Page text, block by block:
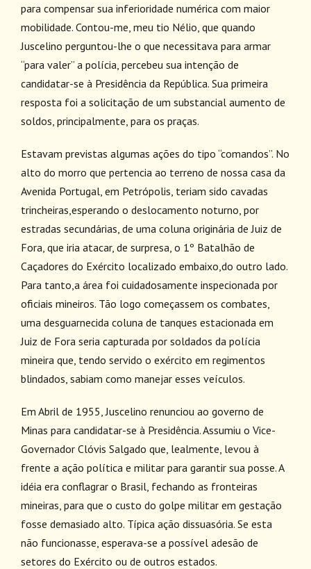
para compensar sua inferioridade numérica com maior
mobilidade. Contou-me, meu tio Nélio, que quando
Juscelino perguntou-lhe o que necessitava para armar
“para valer” a polícia, percebeu sua intenção de
candidatar-se à Presidência da República. Sua primeira
resposta foi a solicitação de um substancial aumento de
soldos, principalmente, para os praças.
Estavam previstas algumas ações do tipo “comandos”. No
alto do morro que pertencia ao terreno de nossa casa da
Avenida Portugal, em Petrópolis, teriam sido cavadas
trincheiras,esperando o deslocamento noturno, por
estradas secundárias, de uma coluna originária de Juiz de
Fora, que iria atacar, de surpresa, o 1º Batalhão de
Caçadores do Exército localizado embaixo,do outro lado.
Para tanto,a área foi cuidadosamente inspecionada por
oficiais mineiros. Tão logo começassem os combates,
uma desguarnecida coluna de tanques estacionada em
Juiz de Fora seria capturada por soldados da polícia
mineira que, tendo servido o exército em regimentos
blindados, sabiam como manejar esses veículos.
Em Abril de 1955, Juscelino renunciou ao governo de
Minas para candidatar-se à Presidência. Assumiu o Vice-
Governador Clóvis Salgado que, lealmente, levou à
frente a ação política e militar para garantir sua posse. A
idéia era conflagrar o Brasil, fechando as fronteiras
mineiras, para que o custo do golpe militar em gestação
fosse demasiado alto. Típica ação dissuasória. Se esta
não funcionasse, esperava-se a possível adesão de
setores do Exército ou de outros estados.